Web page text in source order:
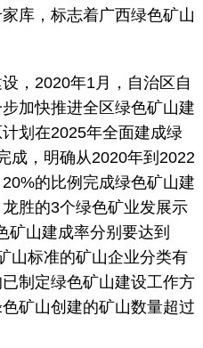
库，标志着广西绿色矿山
2020年1月，自治区自
加快推进全区绿色矿山建
划在2025年全面建成绿
成，明确从2020年到2022
的比例完成绿色矿山建
胜的3个绿色矿业发展示
矿山建成率分别要达到
山标准的矿山企业分类有
制定绿色矿山建设工作方
矿山创建的矿山数量超过